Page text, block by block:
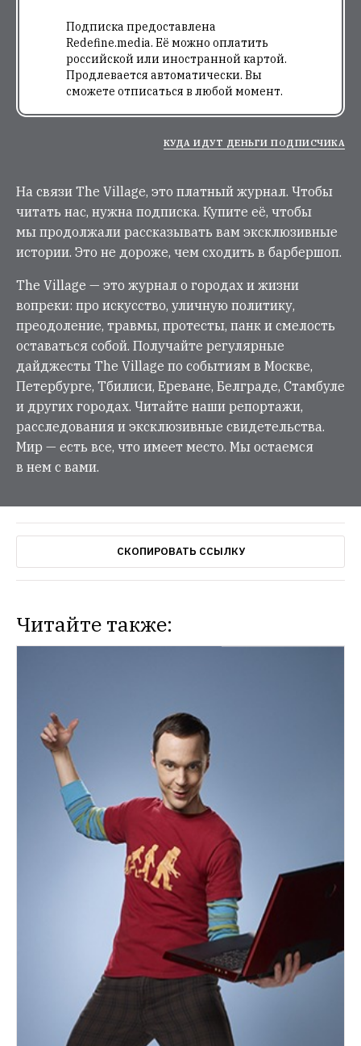
Подписка предоставлена
Redefine.media. Её можно оплатить
российской или иностранной картой.
Продлевается автоматически. Вы
сможете отписаться в любой момент.
КУДА ИДУТ ДЕНЬГИ ПОДПИСЧИКА
На связи The Village, это платный журнал. Чтобы
читать нас, нужна подписка. Купите её, чтобы
мы продолжали рассказывать вам эксклюзивные
истории. Это не дороже, чем сходить в барбершоп.
The Village — это журнал о городах и жизни
вопреки: про искусство, уличную политику,
преодоление, травмы, протесты, панк и смелость
оставаться собой. Получайте регулярные
дайджесты The Village по событиям в Москве,
Петербурге, Тбилиси, Ереване, Белграде, Стамбуле
и других городах. Читайте наши репортажи,
расследования и эксклюзивные свидетельства.
Мир — есть все, что имеет место. Мы остаемся
в нем с вами.
СКОПИРОВАТЬ ССЫЛКУ
Читайте также: